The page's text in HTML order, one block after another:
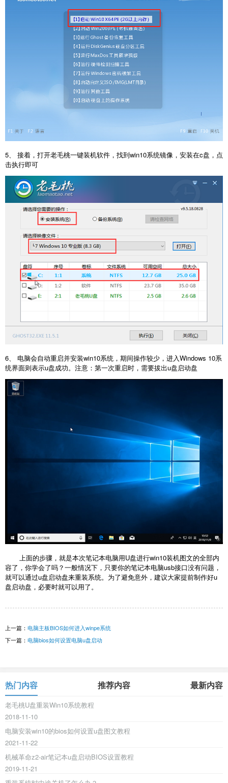
5、 接着，打开老毛桃一键装机软件，找到win10系统镜像，安装在c盘，点
击执行即可
6、 电脑会自动重启并安装win10系统，期间操作较少，进入Windows 10系
统界面则表示u盘成功。注意：第一次重启时，需要拔出u盘启动盘
上面的步骤，就是本次笔记本电脑用U盘进行win10装机图文的全部内
容了，你学会了吗？一般情况下，只要你的笔记本电脑usb接口没有问题，
就可以通过u盘启动盘来重装系统。为了避免意外，建议大家提前制作好u
盘启动盘，必要时就可以用了。
上一篇： 电脑主板BIOS如何进入winpe系统
下一篇： 电脑bios如何设置电脑u盘启动
热门内容 推荐内容 最新内容
老毛桃U盘重装Win10系统教程
2018-11-10
电脑安装win10的bios如何设置u盘图文教程
2021-11-22
机械革命z2-air笔记本u盘启动BIOS设置教程
2019-11-21